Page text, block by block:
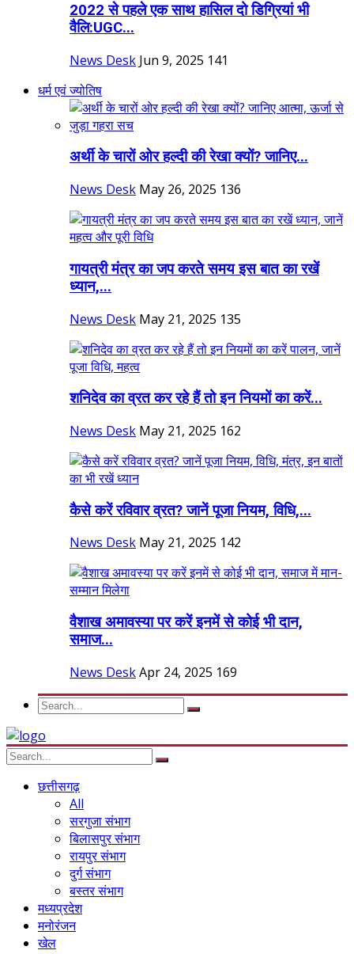
2022 से पहले एक साथ हासिल दो डिग्रियां भी
वैलि:UGC...
News Desk Jun 9, 2025 141
धर्म एवं ज्योतिष
अर्थी के चारों ओर हल्दी की रेखा क्यों? जानिए...
News Desk May 26, 2025 136
गायत्री मंत्र का जप करते समय इस बात का रखें
ध्यान,...
News Desk May 21, 2025 135
शनिदेव का व्रत कर रहे हैं तो इन नियमों का करें...
News Desk May 21, 2025 162
कैसे करें रविवार व्रत? जानें पूजा नियम, विधि,...
News Desk May 21, 2025 142
वैशाख अमावस्या पर करें इनमें से कोई भी दान,
समाज...
News DeskApr 24, 2025 169
छत्तीसगढ़
All
सरगुजा संभाग
बिलासपुर संभाग
रायपुर संभाग
दुर्ग संभाग
बस्तर संभाग
मध्यप्रदेश
मनोरंजन
खेल